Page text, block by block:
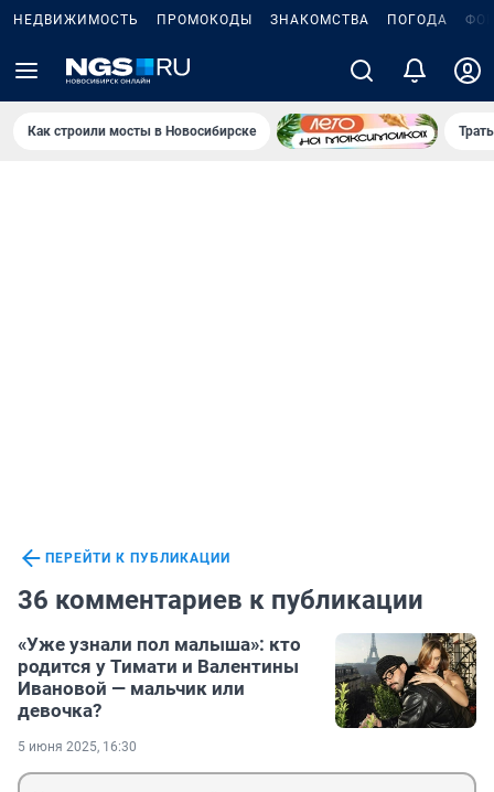
НЕДВИЖИМОСТЬ ПРОМОКОДЫ ЗНАКОМСТВА ПОГОДА
Как строили мосты в Новосибирске
ПЕРЕЙТИ К ПУБЛИКАЦИИ
36 комментариев к публикации
«Уже узнали пол малыша»: кто
родится у Тимати и Валентины
Ивановой — мальчик или
девочка?
5 июня 2025, 16:30